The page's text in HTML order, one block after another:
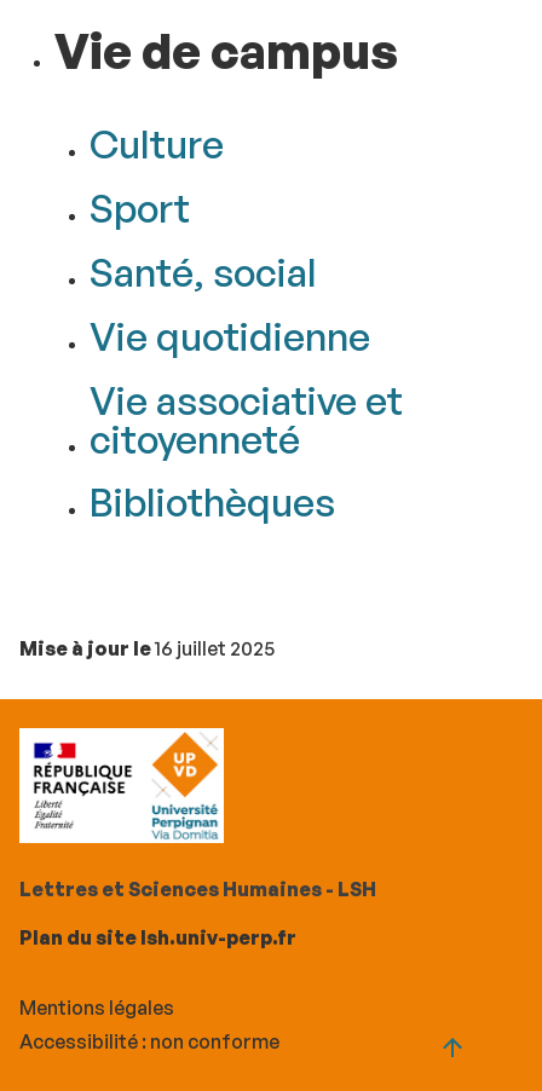
Vie de campus
Culture
Sport
Santé, social
Vie quotidienne
Vie associative et
citoyenneté
Bibliothèques
Mise à jour le16 juillet 2025
Lettres et Sciences Humaines - LSH
Plan du site lsh.univ-perp.fr
Mentions légales
Accessibilité : non conforme